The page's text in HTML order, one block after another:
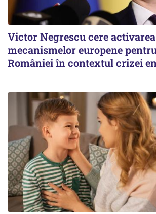
Victor Negrescu cere activarea
mecanismelor europene
României în contextul crizei